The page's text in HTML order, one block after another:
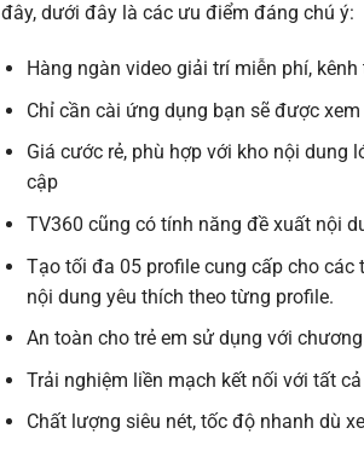
đây, dưới đây là các ưu điểm đáng chú ý:
Hàng ngàn video giải trí miễn phí,
Chỉ cần cài ứng dụng bạn sẽ được
Giá cước rẻ, phù hợp với kho nội dung
cập
TV360 cũng có tính năng đề xuất nội
Tạo tối đa 05 profile cung cấp cho các
nội dung yêu thích theo từng profile.
An toàn cho trẻ em sử dụng với
Trải nghiệm liền mạch kết nối với tất
Chất lượng siêu nét, tốc độ nhanh dù